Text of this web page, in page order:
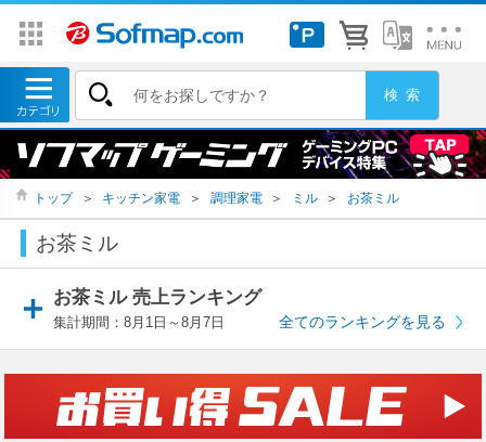
トップ ＞ キッチン家電 ＞ 調理家電 ＞ ミル ＞ お茶ミル
お茶ミル
お茶ミル 売上ランキング
集計期間：8月1日～8月7日 全てのランキングを見る